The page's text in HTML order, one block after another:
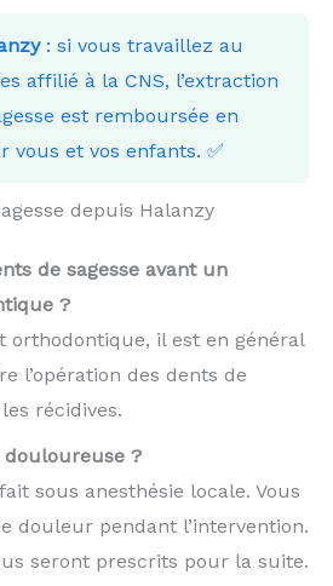
: si vous travaillez au
affilié à la CNS, l’extraction
est remboursée en
vous et vos enfants. ✅
depuis Halanzy
de sagesse avant un
?
orthodontique, il est en général
l’opération des dents de
récidives.
douloureuse ?
sous anesthésie locale. Vous
douleur pendant l’intervention.
seront prescrits pour la suite.